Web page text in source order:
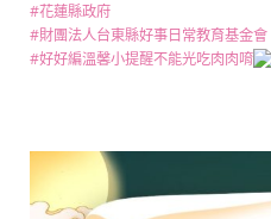
#花蓮縣政府
#財團法人台東縣好事日常教育基金會
#好好編溫馨小提醒不能光吃肉肉唷